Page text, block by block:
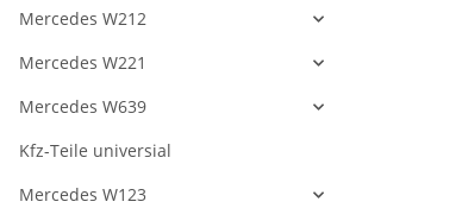
Mercedes W212
Mercedes W221
Mercedes W639
Kfz-Teile universial
Mercedes W123